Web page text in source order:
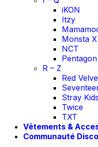
iKON
Itzy
Monsta X
NCT
Pentagon
R – Z
Red
Stray Kids
Twice
TXT
Vêtements &
Communauté